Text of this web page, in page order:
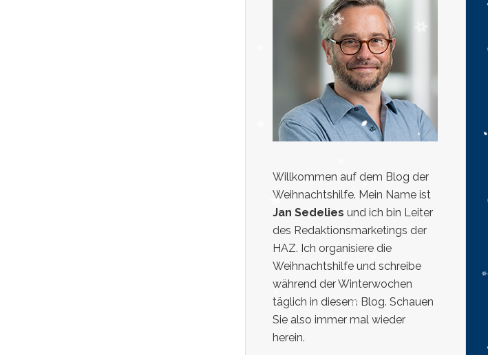
Willkommen auf dem Blog der
Weihnachtshilfe. Mein Name ist
Jan Sedelies und ich bin Leiter
des Redaktionsmarketings der
HAZ. Ich organisiere die
Weihnachtshilfe und schreibe
während der Winterwochen
täglich in diesem Blog. Schauen
Sie also immer mal wieder
herein.